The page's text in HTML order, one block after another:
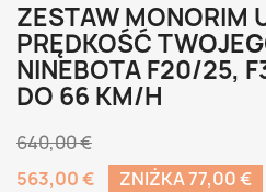
ZESTAW MONORIM
PRĘDKOŚĆ
NINEBOTA F20/25,
DO 66 KM/H
640,00 €
563,00 €
ZNIŻKA 77,00 €